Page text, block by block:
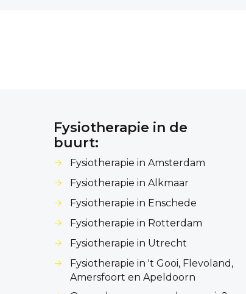
Fysiotherapie in de
buurt:
Fysiotherapie in Amsterdam
Fysiotherapie in Alkmaar
Fysiotherapie in Enschede
Fysiotherapie in Rotterdam
Fysiotherapie in Utrecht
Fysiotherapie in 't Gooi, Flevoland,
Amersfoort en Apeldoorn